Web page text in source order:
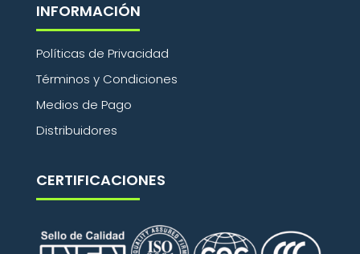
INFORMACIÓN
Políticas de Privacidad
Términos y Condiciones
Medios de Pago
Distribuidores
CERTIFICACIONES